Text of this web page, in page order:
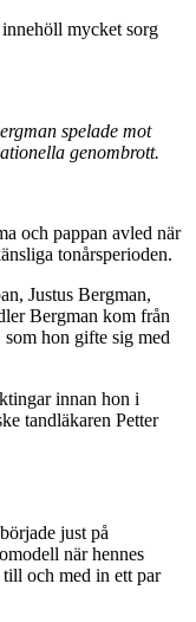
mycket sorg
spelade mot
genombrott.
och pappan avled när
tonårsperioden.
Justus Bergman,
Bergman kom från
hon gifte sig med
innan hon i
tandläkaren Petter
just på
när hennes
till och med in ett par